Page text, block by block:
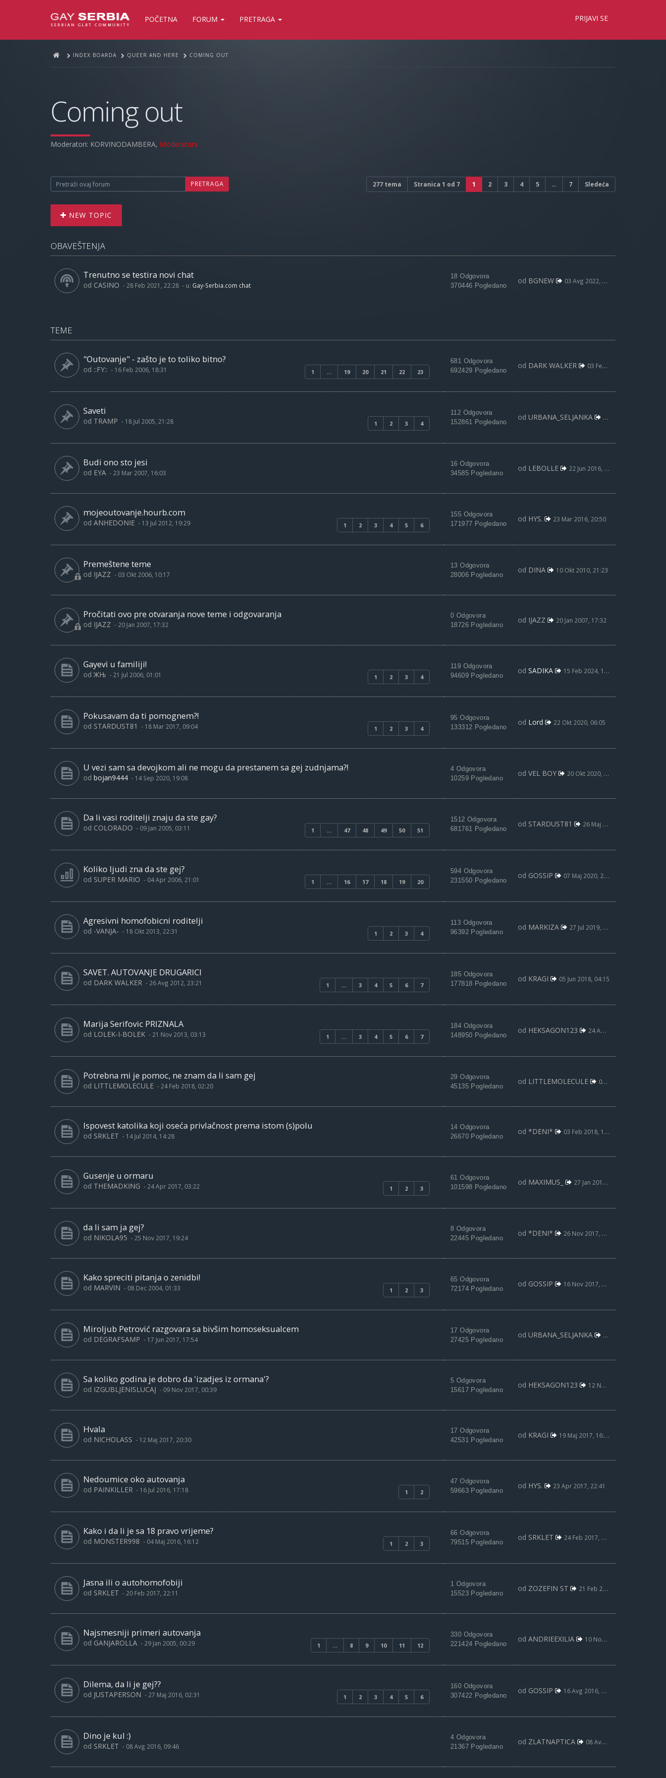
POČETNA FORUM PRETRAGA PRIJAVI SE
INDEX BOARDA QUEER AND HERE COMING OUT
Coming out
Moderatori: KORVINODAMBERA, Moderators
PRETRAGA 277 tema Stranica 1 od 7 1 2 3 4 5 … 7 Sledeća
NEW TOPIC
OBAVEŠTENJA
Trenutno se testira novi chat
od CASINO - 28 Feb 2021, 22:28 - u: Gay-Serbia.com chat
18 Odgovora
370446 Pogledano
od BGNEW 03 Avg 2022, 09:59
TEME
"Outovanje" - zašto je to toliko bitno?
1 … 19 20 21 22 23
od ::FY:: - 16 Feb 2006, 18:31
681 Odgovora
692429 Pogledano
od DARK WALKER 03 Feb 2021, 20:35
Saveti
1 2 3 4
od TRAMP - 18 Jul 2005, 21:28
112 Odgovora
152861 Pogledano
od URBANA_SELJANKA 03 Avg 2019, 18:10
Budi ono sto jesi
od EYA - 23 Mar 2007, 16:03
16 Odgovora
34585 Pogledano
od LEBOLLE 22 Jun 2016, 01:12
mojeoutovanje.hourb.com
1 2 3 4 5 6
od ANHEDONIE - 13 Jul 2012, 19:29
155 Odgovora
171977 Pogledano
od HYS. 23 Mar 2016, 20:50
Premeštene teme
od IJAZZ - 03 Okt 2006, 10:17
13 Odgovora
28006 Pogledano
od DINA 10 Okt 2010, 21:23
Pročitati ovo pre otvaranja nove teme i odgovaranja
od IJAZZ - 20 Jan 2007, 17:32
0 Odgovora
18726 Pogledano
od IJAZZ 20 Jan 2007, 17:32
Gayevi u familiji!
1 2 3 4
od ЖЊ - 21 Jul 2006, 01:01
119 Odgovora
94609 Pogledano
od SADIKA 15 Feb 2024, 12:10
Pokusavam da ti pomognem?!
1 2 3 4
od STARDUST81 - 18 Mar 2017, 09:04
95 Odgovora
133312 Pogledano
od Lord 22 Okt 2020, 06:05
U vezi sam sa devojkom ali ne mogu da prestanem sa gej zudnjama?!
od bojan9444 - 14 Sep 2020, 19:08
4 Odgovora
10259 Pogledano
od VEL BOY 20 Okt 2020, 09:12
Da li vasi roditelji znaju da ste gay?
1 … 47 48 49 50 51
od COLORADO - 09 Jan 2005, 03:11
1512 Odgovora
681761 Pogledano
od STARDUST81 26 Maj 2020, 12:39
Koliko ljudi zna da ste gej?
1 … 16 17 18 19 20
od SUPER MARIO - 04 Apr 2006, 21:01
594 Odgovora
231550 Pogledano
od GOSSIP 07 Maj 2020, 21:47
Agresivni homofobicni roditelji
1 2 3 4
od -VANJA- - 18 Okt 2013, 22:31
113 Odgovora
96392 Pogledano
od MARKIZA 27 Jul 2019, 11:26
SAVET. AUTOVANJE DRUGARICI
1 … 3 4 5 6 7
od DARK WALKER - 26 Avg 2012, 23:21
185 Odgovora
177818 Pogledano
od KRAGI 05 Jun 2018, 04:15
Marija Serifovic PRIZNALA
1 … 3 4 5 6 7
od LOLEK-I-BOLEK - 21 Nov 2013, 03:13
184 Odgovora
148950 Pogledano
od HEKSAGON123 24 Apr 2018, 21:19
Potrebna mi je pomoc, ne znam da li sam gej
od LITTLEMOLECULE - 24 Feb 2018, 02:20
29 Odgovora
45135 Pogledano
od LITTLEMOLECULE 07 Mar 2018, 00:45
Ispovest katolika koji oseća privlačnost prema istom (s)polu
od SRKLET - 14 Jul 2014, 14:28
14 Odgovora
26670 Pogledano
od *DENI* 03 Feb 2018, 16:42
Gusenje u ormaru
1 2 3
od THEMADKING - 24 Apr 2017, 03:22
61 Odgovora
101598 Pogledano
od MAXIMUS_ 27 Jan 2018, 21:08
da li sam ja gej?
od NIKOLA95 - 25 Nov 2017, 19:24
8 Odgovora
22445 Pogledano
od *DENI* 26 Nov 2017, 22:48
Kako spreciti pitanja o zenidbi!
1 2 3
od MARVIN - 08 Dec 2004, 01:33
65 Odgovora
72174 Pogledano
od GOSSIP 16 Nov 2017, 12:58
Miroljub Petrović razgovara sa bivšim homoseksualcem
od DEGRAFSAMP - 17 Jun 2017, 17:54
17 Odgovora
27425 Pogledano
od URBANA_SELJANKA 15 Nov 2017, 17:30
Sa koliko godina je dobro da 'izadjes iz ormana'?
od IZGUBLJENISLUCAJ - 09 Nov 2017, 00:39
5 Odgovora
15617 Pogledano
od HEKSAGON123 12 Nov 2017, 17:42
Hvala
od NICHOLASS - 12 Maj 2017, 20:30
17 Odgovora
42531 Pogledano
od KRAGI 19 Maj 2017, 16:45
Nedoumice oko autovanja
1 2
od PAINKILLER - 16 Jul 2016, 17:18
47 Odgovora
59663 Pogledano
od HYS. 23 Apr 2017, 22:41
Kako i da li je sa 18 pravo vrijeme?
1 2 3
od MONSTER998 - 04 Maj 2016, 16:12
66 Odgovora
79515 Pogledano
od SRKLET 24 Feb 2017, 23:27
Jasna ili o autohomofobiji
od SRKLET - 20 Feb 2017, 22:11
1 Odgovora
15523 Pogledano
od ZOZEFIN ST 21 Feb 2017, 01:08
Najsmesniji primeri autovanja
1 … 8 9 10 11 12
od GANJAROLLA - 29 Jan 2005, 00:29
330 Odgovora
221424 Pogledano
od ANDRIEEXILIA 10 Nov 2016, 00:07
Dilema, da li je gej??
1 2 3 4 5 6
od JUSTAPERSON - 27 Maj 2016, 02:31
160 Odgovora
307422 Pogledano
od GOSSIP 16 Avg 2016, 10:13
Dino je kul :)
od SRKLET - 08 Avg 2016, 09:46
4 Odgovora
21367 Pogledano
od ZLATNAPTICA 08 Avg 2016, 22:54